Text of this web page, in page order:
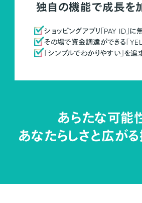
独自の機能で成長を
ショッピングアプリ「PAY ID」に
その場で資金調達ができる「
「シンプルでわかりやすい」を
あらたな可能
あなたらしさと広がる